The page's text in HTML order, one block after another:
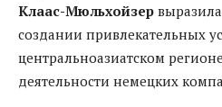
Клаас-Мюльхойзер
создании привлекательных
центральноазиатском
деятельности немецких